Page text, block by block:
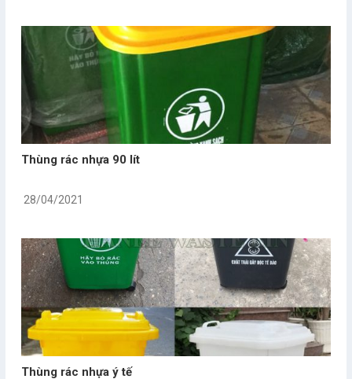
Thùng rác nhựa 90 lít
28/04/2021
Thùng rác nhựa ý tế